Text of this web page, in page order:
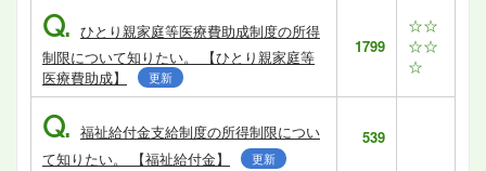
Q. ひとり親家庭等医療費助成制度の所得
制限について知りたい。 【ひとり親家庭等
医療費助成】
更新
1799
☆☆
☆☆
☆
Q. 福祉給付金支給制度の所得制限につい
て知りたい。 【福祉給付金】
更新
539